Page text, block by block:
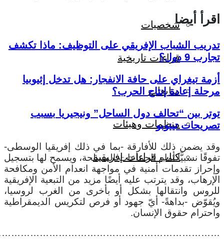
شخصيات
قراءات تاريخية
متابعات
منظمات وهيئات
كتاب قراءات إفريقية
أيضا
الشباب الإفريقي على التوظيف: ماذا تكشف
9 دول؟
تيغراي على حافة الانفجار: هل تدخل إثيوبيا
إعادة إنتاج الحرب؟
بين “تحالف دول الساحل” ونيجيريا بسبب
تينوبو
يضمن ذلك للأفارقة -بما في ذلك إفريقيا الوسطى-
نسبيًّا أمام الجماعات المسلحة، ويسمح لها بتسجيل
تقدمات أمنية في مواجهة انعدام الأمن ومكافحة
وقد يترتب عليه أيضًا مزيد من التبعية الإفريقية
وانتقالها بشكل أو بأخرى من الغرب لروسيا،
-بداهةً- أيّ جهود أو فرص لتكريس الديمقراطية
حقوق الإنسان.